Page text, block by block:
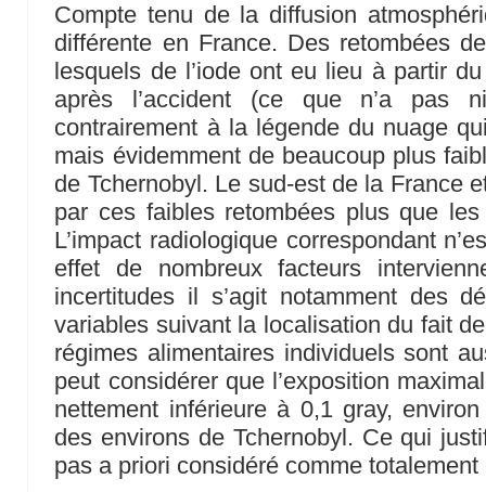
Compte tenu de la diffusion
différente en France. Des retombées
lesquels de l’iode ont eu lieu à partir
après l’accident (ce que n’a pas
contrairement à la légende du nuage
mais évidemment de beaucoup plus
de Tchernobyl. Le sud-est de la France
par ces faibles retombées plus que
L’impact radiologique correspondant
effet de nombreux facteurs
incertitudes il s’agit notamment des
variables suivant la localisation du fait
régimes alimentaires individuels sont
peut considérer que l’exposition
nettement inférieure à 0,1 gray,
des environs de Tchernobyl. Ce qui
pas a priori considéré comme